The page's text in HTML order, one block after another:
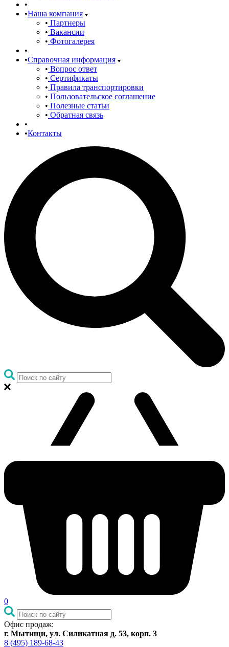
Наша компания
Партнеры
Вакансии
Фотогалерея
Справочная информация
Вопрос ответ
Сертификаты
Правила транспортировки
Пользовательское соглашение
Полезные статьи
Обратная связь
Контакты
0
Офис продаж:
г. Мытищи, ул. Силикатная д. 53, корп. 3
8 (495) 189-68-43